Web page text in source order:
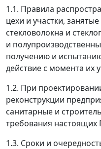
1.1. Правила
цехи и участки,
стекловолокна и
и
получению и
действие с момента их
1.2. При
реконструкции
санитарные и
требования настоящих
1.3. Сроки и